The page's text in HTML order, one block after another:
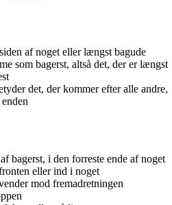
af noget eller længst bagude
som bagerst, altså det, der er længst
det, der kommer efter alle andre,
bagerst, i den forreste ende af noget
eller ind i noget
mod fremadretningen